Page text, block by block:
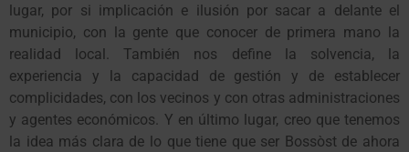
lugar, por si implicación e ilusión por sacar a delante el
municipio, con la gente que conocer de primera mano la
realidad local. También nos define la solvencia, la
experiencia y la capacidad de gestión y de establecer
complicidades, con los vecinos y con otras administraciones
y agentes económicos. Y en último lugar, creo que tenemos
la idea más clara de lo que tiene que ser Bossòst de ahora